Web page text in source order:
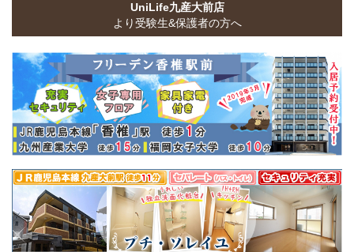
UniLife九産大前店
より受験生&保護者の方へ